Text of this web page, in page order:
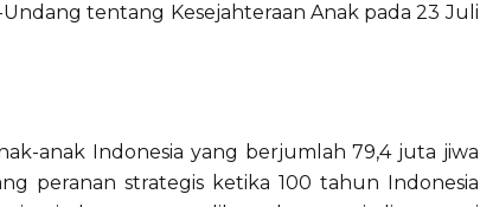
tentang Kesejahteraan Anak pada 23 Juli
anak Indonesia yang berjumlah 79,4 juta jiwa
peranan strategis ketika 100 tahun Indonesia